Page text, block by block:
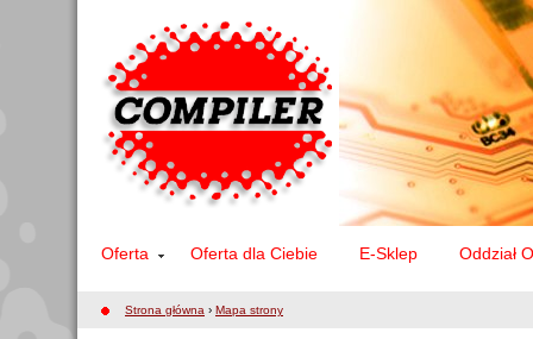
Oferta Oferta dla Ciebie E-Sklep Oddział
Strona główna › Mapa strony